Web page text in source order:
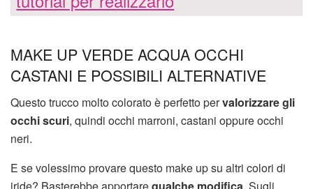
MAKE UP VERDE ACQUA OCCHI
CASTANI E POSSIBILI ALTERNATIVE
Questo trucco molto colorato è perfetto pervalorizzare gli
occhi scuri, quindi occhi marroni, castani oppure occhi
neri.
E se volessimo provare questo make up su altri colori di
iride? Basterebbe apportarequalche modifica. Sugli